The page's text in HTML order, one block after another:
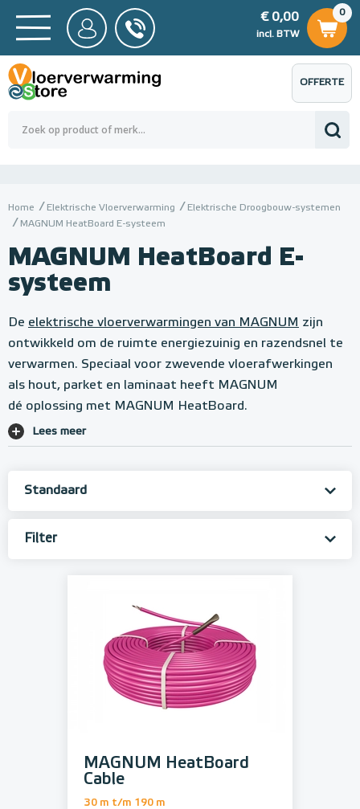
BTW
0,00
0
€ 0,00
incl. BTW
€ 0,00
OFFERTE
AANVRAGEN
Home Elektrische Vloerverwarming
Elektrische Droogbouw-systemen
MAGNUM HeatBoard E-systeem
MAGNUM HeatBoard E-
systeem
De elektrische vloerverwarmingen van MAGNUM zijn
ontwikkeld om de ruimte energiezuinig en razendsnel te
verwarmen. Speciaal voor zwevende vloerafwerkingen
als hout, parket en laminaat heeft MAGNUM
dé oplossing met MAGNUM HeatBoard.
Lees meer
Filter
MAGNUM HeatBoard
Cable
30 m t/m 190 m